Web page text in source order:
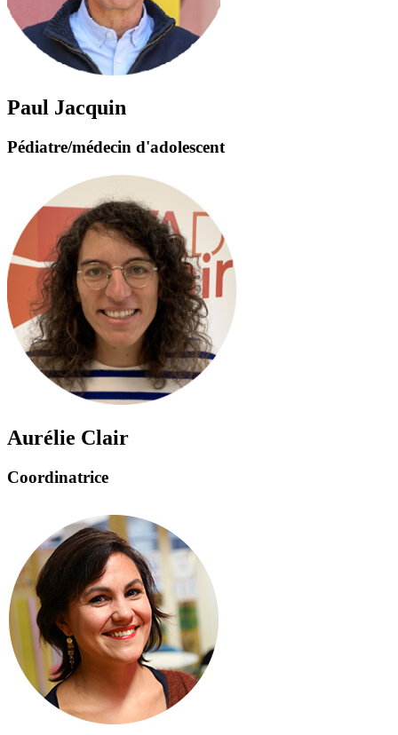
Paul Jacquin
Pédiatre/médecin d'adolescent
Aurélie Clair
Coordinatrice